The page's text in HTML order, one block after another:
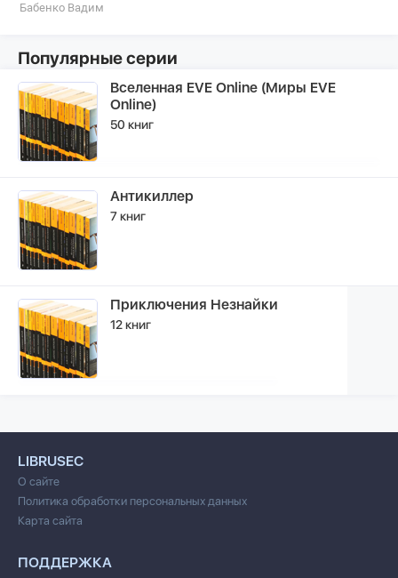
Бабенко Вадим
Популярные серии
Вселенная EVE Online (Миры EVE
Online)
50 книг
Антикиллер
7 книг
Приключения Незнайки
12 книг
LIBRUSEC
О сайте
Политика обработки персональных данных
Карта сайта
ПОДДЕРЖКА